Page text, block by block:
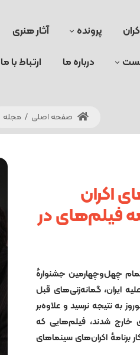
پرونده آثار هنری
درباره ما ارتباط با ما
صفحه اصلی / مجله
اکران
همه فیلم‌های در
چهل‌وچهارمین جشنوارهٔ
ایران، گمانه‌زنی‌های قبل
به نتیجه نرسید و علاوه‌بر
خارج شدند، فیلم‌هایی که
برنامهٔ اکران‌های سینماهای